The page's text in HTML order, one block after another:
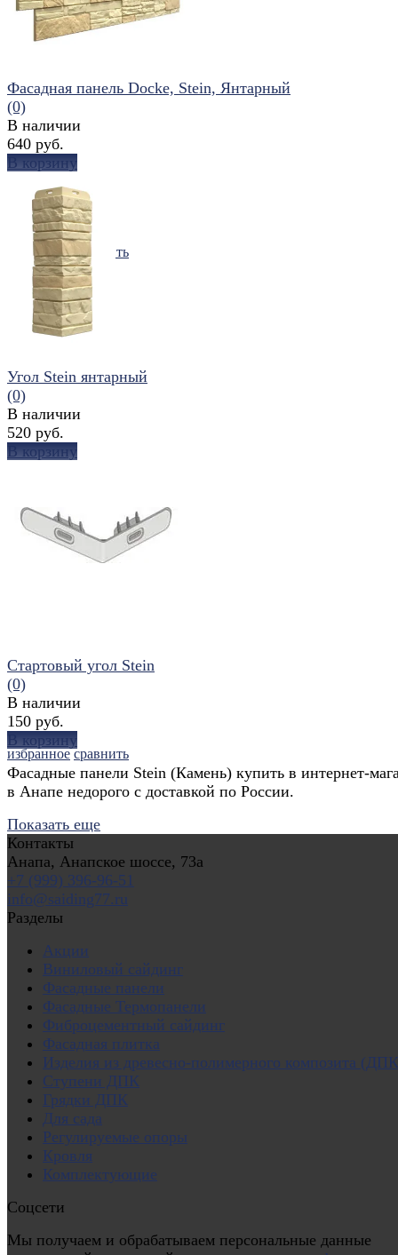
избранное сравнить
Фасадная панель Docke, Stein, Янтарный
(0)
В наличии
640 руб.
В корзину
избранное сравнить
Угол Stein янтарный
(0)
В наличии
520 руб.
В корзину
избранное сравнить
Стартовый угол Stein
(0)
В наличии
150 руб.
В корзину
Фасадные панели Stein (Камень) купить в интернет-
в Анапе недорого с доставкой по России.
Показать еще
Контакты
Анапа, Анапское шоссе, 73а
+7 (999) 396-96-51
info@saiding77.ru
Разделы
Акции
Виниловый сайдинг
Фасадные панели
Фасадные Термопанели
Фиброцементный сайдинг
Фасадная плитка
Изделия из древесно-полимерного композита
Ступени ДПК
Грядки ДПК
Для сада
Регулируемые опоры
Кровля
Комплектующие
Соцсети
Мы получаем и обрабатываем персональные данные